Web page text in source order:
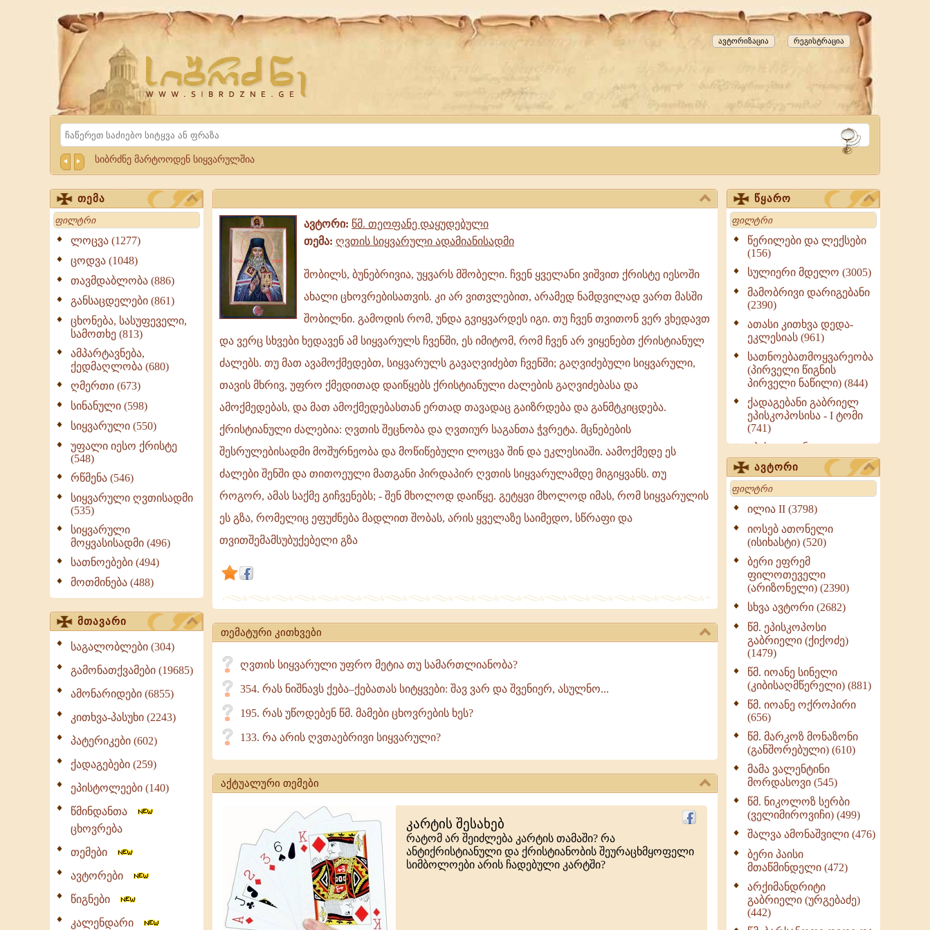
Website
Sibrdzne.ge
რეგისტრაცია
ავტორიზაცია
Search
სიბრძნე მარტოოდენ სიყვარულშია
თემა
Search
ლოცვა (1277)
ცოდვა (1048)
თავმდაბლობა (886)
განსაცდელები (861)
ცხონება, სასუფეველი,
სამოთხე (813)
ამპარტავნება,
ქედმაღლობა (680)
ღმერთი (673)
სინანული (598)
სიყვარული (550)
უფალი იესო ქრისტე
(548)
რწმენა (546)
სიყვარული ღვთისადმი
(535)
სიყვარული
მოყვასისადმი (496)
სათნოებები (494)
მოთმინება (488)
მთავარი
საგალობლები (304)
გამონათქვამები (19685)
ამონარიდები (6855)
კითხვა-პასუხი (2243)
პატერიკები (602)
ქადაგებები (259)
ეპისტოლეები (140)
წმინდანთა
ცხოვრება
თემები
ავტორები
წიგნები
კალენდარი
ავტორი: წმ. თეოფანე დაყუდებული
თემა: ღვთის სიყვარული ადამიანისადმი
შობილს,
ბუნებრივია,
უყვარს
მშობელი.
ჩვენ
ყველანი
ვიშვით
ქრისტე
იესოში
ახალი
ცხოვრებისათვის.
კი
არ
შობილს, ბუნებრივია, უყვარს მშობელი. ჩვენ ყველანი ვიშვით ქრისტე იესოში
ახალი ცხოვრებისათვის. კი არ ვითვლებით, არამედ ნამდვილად ვართ მასში
შობილნი. გამოდის რომ, უნდა გვიყვარდეს იგი. თუ ჩვენ თვითონ ვერ ვხედავთ
და ვერც სხვები ხედავენ ამ სიყვარულს ჩვენში, ეს იმიტომ, რომ ჩვენ არ ვიყენებთ ქრისტიანულ
ძალებს. თუ მათ ავამოქმედებთ, სიყვარულს გავაღვიძებთ ჩვენში; გაღვიძებული სიყვარული,
თავის მხრივ, უფრო ქმედითად დაიწყებს ქრისტიანული ძალების გაღვიძებასა და
ამოქმედებას, და მათ ამოქმედებასთან ერთად თავადაც გაიზრდება და განმტკიცდება.
ქრისტიანული ძალებია: ღვთის შეცნობა და ღვთიურ საგანთა ჭვრეტა. მცნებების
შესრულებისადმი მოშურნეობა და მოწიწებული ლოცვა შინ და ეკლესიაში. აამოქმედე ეს
ძალები შენში და თითოეული მათგანი პირდაპირ ღვთის სიყვარულამდე მიგიყვანს. თუ
როგორ, ამას საქმე გიჩვენებს; - შენ მხოლოდ დაიწყე. გეტყვი მხოლოდ იმას, რომ სიყვარულის
ეს გზა, რომელიც ეფუძნება მადლით შობას, არის ყველაზე საიმედო, სწრაფი და
თვითშემამსუბუქებელი გზა
თემატური კითხვები
ღვთის სიყვარული უფრო მეტია თუ სამართლიანობა?
354. რას ნიშნავს ქება–ქებათას სიტყვები: შავ ვარ და შვენიერ, ასულნო...
195. რას უწოდებენ წმ. მამები ცხოვრების ხეს?
133. რა არის ღვთაებრივი სიყვარული?
აქტუალური თემები
კარტის შესახებ
რატომ არ შეიძლება კარტის თამაში? რა
ანტიქრისტიანული და ქრისტიანობის შეურაცხმყოფელი
სიმბოლოები არის ჩადებული კარტში?
წყარო
Search
წერილები და ლექსები
(156)
სულიერი მდელო (3005)
მამობრივი დარიგებანი
(2390)
ათასი კითხვა დედა-
ეკლესიას (961)
სათნოებათმოყვარეობა
(პირველი წიგნის
პირველი ნაწილი) (844)
ქადაგებანი გაბრიელ
ეპისკოპოსისა - I ტომი
(741)
ეპისტოლენი,
ქადაგებანი, სიტყვანი
(ნაწილი III) (723)
მოძღვრის ძალზე
სასარგებლო რჩევები
მრევლისათვის (545)
Wisdomge (514)
ქადაგებანი გაბრიელ
ეპისკოპოსისა - II ტომი
(370)
სულიერი ცხოვრების
სახელმძღვანელო -
ნაწილი II (369)
ღმერთი და ადამიანები
(287)
ბერის დიადემა (278)
მონაზვნური
გამოცდილების
ოთხი ასეული თავი
სიყვარულის შესახებ
(259)
ავტორი
Search
ილია II (3798)
იოსებ ათონელი
(ისიხასტი) (520)
ბერი ეფრემ
ფილოთეველი
(არიზონელი) (2390)
სხვა ავტორი (2682)
წმ. ეპისკოპოსი
გაბრიელი (ქიქოძე)
(1479)
წმ. იოანე სინელი
(კიბისაღმწერელი) (881)
წმ. იოანე ოქროპირი
(656)
წმ. მარკოზ მონაზონი
(განშორებული) (610)
მამა ვალენტინი
მორდასოვი (545)
წმ. ნიკოლოზ სერბი
(ველიმიროვიჩი) (499)
შალვა ამონაშვილი (476)
ბერი პაისი
მთაწმინდელი (472)
არქიმანდრიტი
გაბრიელი (ურგებაძე)
(442)